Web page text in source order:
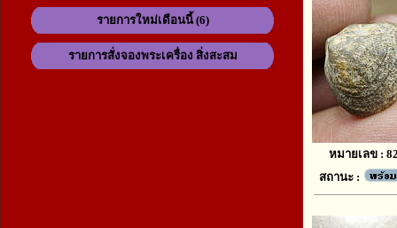
รายการใหม่เดือนนี้ (6)
รายการสั่งจองพระเครื่อง สิ่งสะสม
หมายเลข :
สถานะ :